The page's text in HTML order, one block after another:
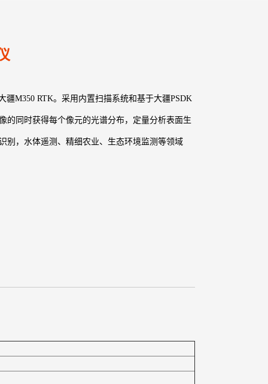
疆M350 RTK。采用内置扫描系统和基于大疆PSDK
的同时获得每个像元的光谱分布，定量分析表面生
别，水体遥测、精细农业、生态环境监测等领域